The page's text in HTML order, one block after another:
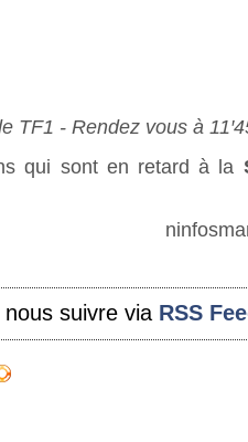
TF1 - Rendez vous à
qui sont en retard à la
suivre via RSS